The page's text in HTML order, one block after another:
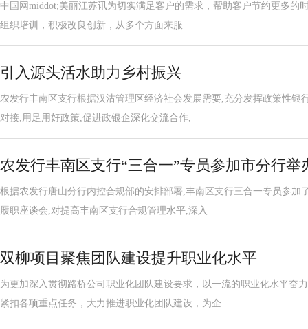
中国网middot;美丽江苏讯为切实满足客户的需求，帮助客户节约更多的
组织培训，积极改良创新，从多个方面来服
引入源头活水助力乡村振兴
农发行丰南区支行根据汉沽管理区经济社会发展需要,充分发挥政策性银
对接,用足用好政策,促进政银企深化交流合作,
农发行丰南区支行“三合一”专员参加市分行
根据农发行唐山分行内控合规部的安排部署,丰南区支行三合一专员参加
履职座谈会,对提高丰南区支行合规管理水平,深入
双柳项目聚焦团队建设提升职业化水平
为更加深入贯彻路桥公司职业化团队建设要求，以一流的职业化水平奋
紧扣各项重点任务，大力推进职业化团队建设，为企